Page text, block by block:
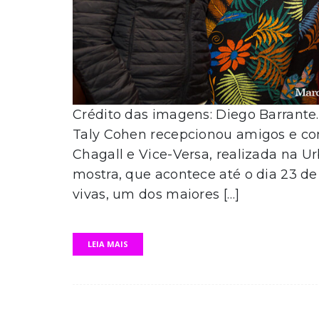
Crédito das imagens: Diego
Taly Cohen recepcionou amigos e
Chagall e Vice-Versa, realizada na
mostra, que acontece até o dia 23
vivas, um dos maiores […]
LEIA MAIS